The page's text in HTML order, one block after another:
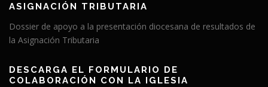
ASIGNACIÓN TRIBUTARIA
Dossier de apoyo a la presentación diocesana de resultados de
la Asignación Tributaria
DESCARGA EL FORMULARIO DE
COLABORACIÓN CON LA IGLESIA